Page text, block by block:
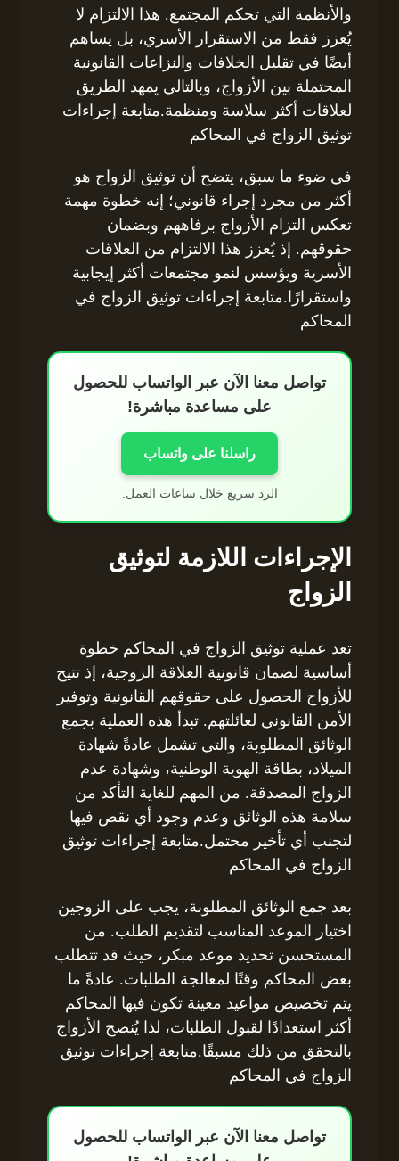
والأنظمة التي تحكم المجتمع. هذا الالتزام لا
يُعزز فقط من الاستقرار الأسري، بل يساهم
أيضًا في تقليل الخلافات والنزاعات القانونية
المحتملة بين الأزواج، وبالتالي يمهد الطريق
لعلاقات أكثر سلاسة ومنظمة.متابعة إجراءات
توثيق الزواج في المحاكم
في ضوء ما سبق، يتضح أن توثيق الزواج هو
أكثر من مجرد إجراء قانوني؛ إنه خطوة مهمة
تعكس التزام الأزواج برفاههم وبضمان
حقوقهم. إذ يُعزز هذا الالتزام من العلاقات
الأسرية ويؤسس لنمو مجتمعات أكثر إيجابية
واستقرارًا.متابعة إجراءات توثيق الزواج في
المحاكم
تواصل معنا الآن عبر الواتساب للحصول
على مساعدة مباشرة!
راسلنا على واتساب
الرد سريع خلال ساعات العمل.
الإجراءات اللازمة لتوثيق
الزواج
تعد عملية توثيق الزواج في المحاكم خطوة
أساسية لضمان قانونية العلاقة الزوجية، إذ تتيح
للأزواج الحصول على حقوقهم القانونية وتوفير
الأمن القانوني لعائلتهم. تبدأ هذه العملية بجمع
الوثائق المطلوبة، والتي تشمل عادةً شهادة
الميلاد، بطاقة الهوية الوطنية، وشهادة عدم
الزواج المصدقة. من المهم للغاية التأكد من
سلامة هذه الوثائق وعدم وجود أي نقص فيها
لتجنب أي تأخير محتمل.متابعة إجراءات توثيق
الزواج في المحاكم
بعد جمع الوثائق المطلوبة، يجب على الزوجين
اختيار الموعد المناسب لتقديم الطلب. من
المستحسن تحديد موعد مبكر، حيث قد تتطلب
بعض المحاكم وقتًا لمعالجة الطلبات. عادةً ما
يتم تخصيص مواعيد معينة تكون فيها المحاكم
أكثر استعدادًا لقبول الطلبات، لذا يُنصح الأزواج
بالتحقق من ذلك مسبقًا.متابعة إجراءات توثيق
الزواج في المحاكم
تواصل معنا الآن عبر الواتساب للحصول